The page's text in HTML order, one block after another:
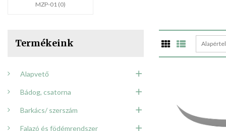
MZP-01 (0)
Termékeink
Alapvető
Bádog, csatorna
Barkács/ szerszám
Falazó és födémrendszer